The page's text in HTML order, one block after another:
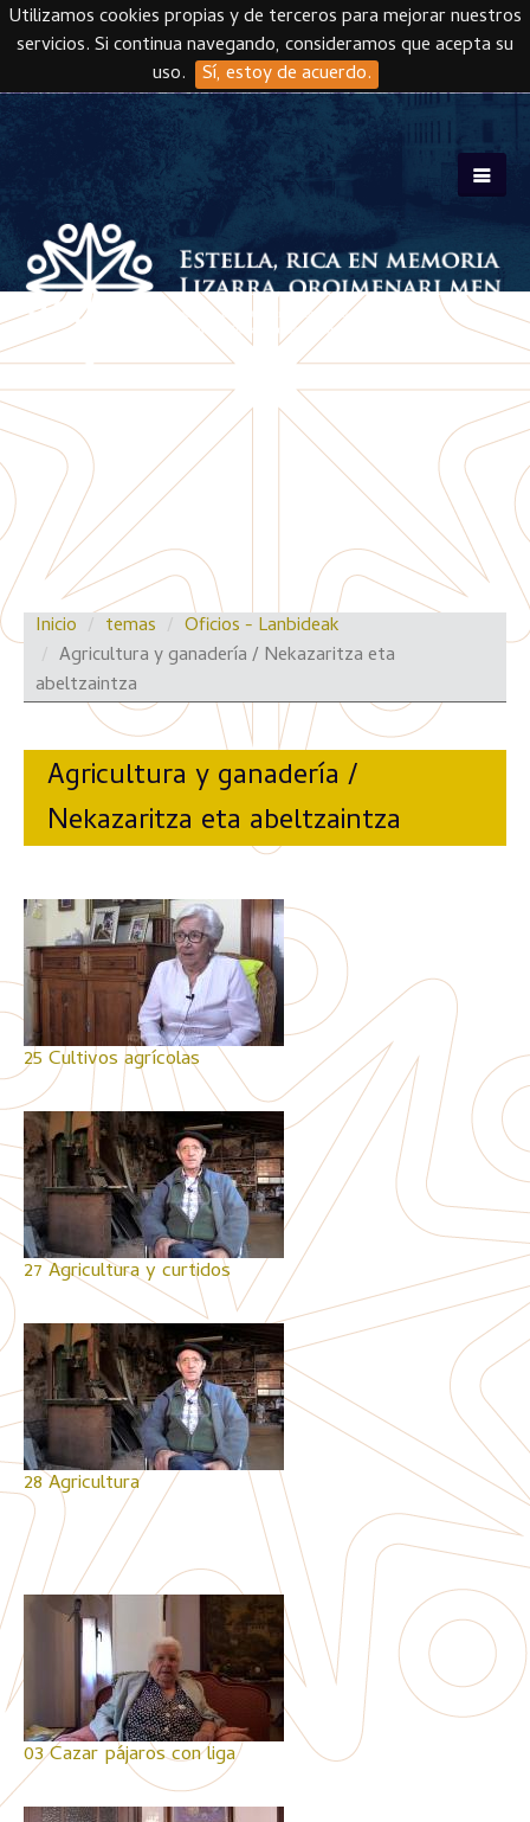
Utilizamos cookies propias y de terceros para mejorar nuestros
servicios. Si continua navegando, consideramos que acepta su
uso. Sí, estoy de acuerdo.
Skip to main content
Inicio temas
Oficios - Lanbideak
Agricultura y ganadería / Nekazaritza eta
abeltzaintza
Agricultura y ganadería /
Nekazaritza eta abeltzaintza
25 Cultivos agrícolas
27 Agricultura y curtidos
28 Agricultura
03 Cazar pájaros con liga